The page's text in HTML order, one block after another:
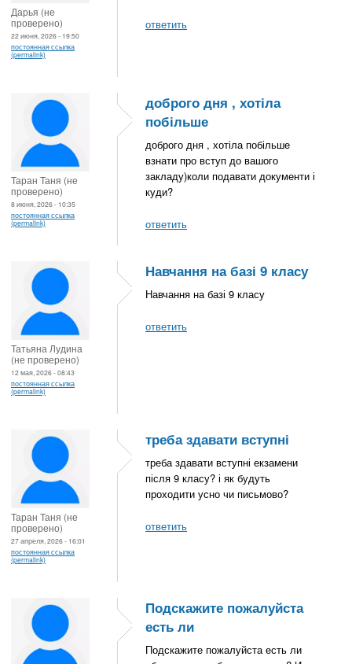
Дарья (не
проверено)
22 июня, 2026 - 19:50
постоянная ссылка
(permalink)
ответить
Таран Таня (не
проверено)
8 июня, 2026 - 10:35
постоянная ссылка
(permalink)
доброго дня , хотіла
побільше
доброго дня , хотіла побільше
взнати про вступ до вашого
закладу)коли подавати документи і
куди?
ответить
Татьяна Лудина
(не проверено)
12 мая, 2026 - 08:43
постоянная ссылка
(permalink)
Навчання на базі 9 класу
Навчання на базі 9 класу
ответить
Таран Таня (не
проверено)
27 апреля, 2026 - 16:01
постоянная ссылка
(permalink)
треба здавати вступні
треба здавати вступні екзамени
після 9 класу? і як будуть
проходити усно чи письмово?
ответить
Подскажите пожалуйста
есть ли
Подскажите пожалуйста есть ли